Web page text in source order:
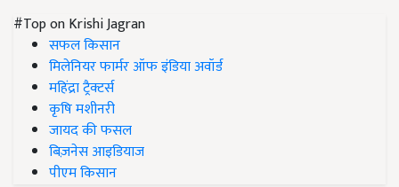
#Top on Krishi Jagran
सफल किसान
मिलेनियर फार्मर ऑफ इंडिया अवॉर्ड
महिंद्रा ट्रैक्टर्स
कृषि मशीनरी
जायद की फसल
बिज़नेस आइडियाज
पीएम किसान